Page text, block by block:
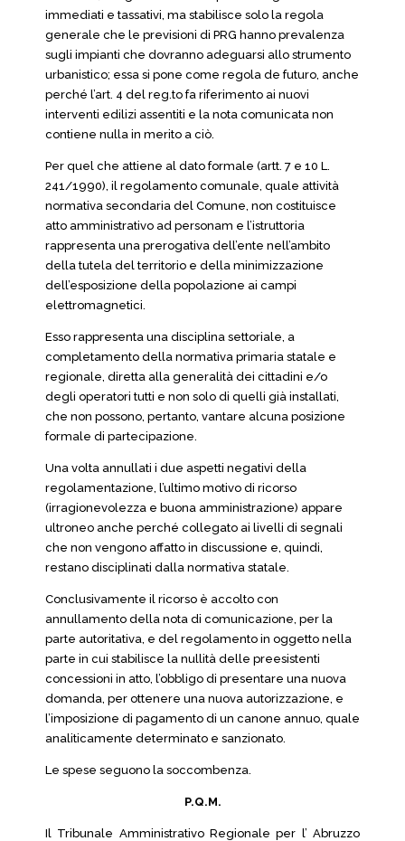
immediati e tassativi, ma stabilisce solo la regola
generale che le previsioni di PRG hanno prevalenza
sugli impianti che dovranno adeguarsi allo strumento
urbanistico; essa si pone come regola de futuro, anche
perché l’art. 4 del reg.to fa riferimento ai nuovi
interventi edilizi assentiti e la nota comunicata non
contiene nulla in merito a ciò.
Per quel che attiene al dato formale (artt. 7 e 10 L.
241/1990), il regolamento comunale, quale attività
normativa secondaria del Comune, non costituisce
atto amministrativo ad personam e l’istruttoria
rappresenta una prerogativa dell’ente nell’ambito
della tutela del territorio e della minimizzazione
dell’esposizione della popolazione ai campi
elettromagnetici.
Esso rappresenta una disciplina settoriale, a
completamento della normativa primaria statale e
regionale, diretta alla generalità dei cittadini e/o
degli operatori tutti e non solo di quelli già installati,
che non possono, pertanto, vantare alcuna posizione
formale di partecipazione.
Una volta annullati i due aspetti negativi della
regolamentazione, l’ultimo motivo di ricorso
(irragionevolezza e buona amministrazione) appare
ultroneo anche perché collegato ai livelli di segnali
che non vengono affatto in discussione e, quindi,
restano disciplinati dalla normativa statale.
Conclusivamente il ricorso è accolto con
annullamento della nota di comunicazione, per la
parte autoritativa, e del regolamento in oggetto nella
parte in cui stabilisce la nullità delle preesistenti
concessioni in atto, l’obbligo di presentare una nuova
domanda, per ottenere una nuova autorizzazione, e
l’imposizione di pagamento di un canone annuo, quale
analiticamente determinato e sanzionato.
Le spese seguono la soccombenza.
P.Q.M.
Il Tribunale Amministrativo Regionale per l’ Abruzzo